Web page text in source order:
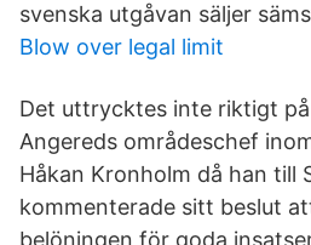
svenska utgåvan säljer
Blow over legal limit
Det uttrycktes inte riktigt
Angereds områdeschef
Håkan Kronholm då han till
kommenterade sitt beslut
belöningen för goda